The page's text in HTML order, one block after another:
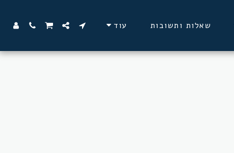
שאלות ותשובות עוד